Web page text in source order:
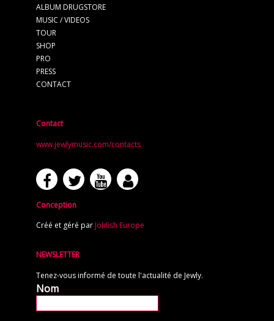
ALBUM DRUGSTORE
MUSIC / VIDEOS
TOUR
SHOP
PRO
PRESS
CONTACT
Contact
www.jewlymusic.com/contacts
Conception
Créé et géré par Jolifish Europe
NEWSLETTER
Tenez-vous informé de toute l'actualité de Jewly.
Nom